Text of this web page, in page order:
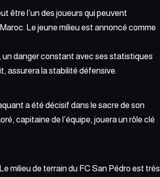
être l’un des joueurs qui peuvent
Le jeune milieu est annoncé comme
danger constant avec ses statistiques
assurera la stabilité défensive.
a été décisif dans le sacre de son
capitaine de l’équipe, jouera un rôle clé
milieu de terrain du FC San Pédro est très